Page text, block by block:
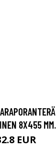
8X455 MM.
EUR